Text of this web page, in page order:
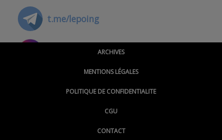
t.me/lepoing
@montpellierpoinginfo
@LePoingMontpellier
ARCHIVES
MENTIONS LÉGALES
POLITIQUE DE CONFIDENTIALITE
CGU
CONTACT